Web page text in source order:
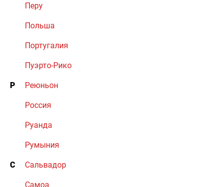
Перу
Польша
Португалия
Пуэрто-Рико
Р Реюньон
Россия
Руанда
Румыния
С Сальвадор
Самоа